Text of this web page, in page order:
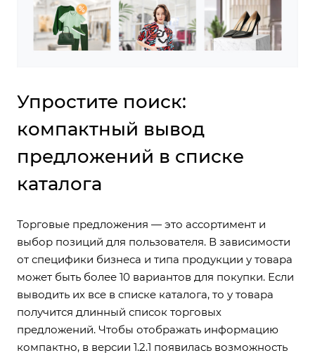
Упростите поиск:
компактный вывод
предложений в списке
каталога
Торговые предложения — это ассортимент и
выбор позиций для пользователя. В зависимости
от специфики бизнеса и типа продукции у товара
может быть более 10 вариантов для покупки. Если
выводить их все в списке каталога, то у товара
получится длинный список торговых
предложений. Чтобы отображать информацию
компактно, в версии 1.2.1 появилась возможность